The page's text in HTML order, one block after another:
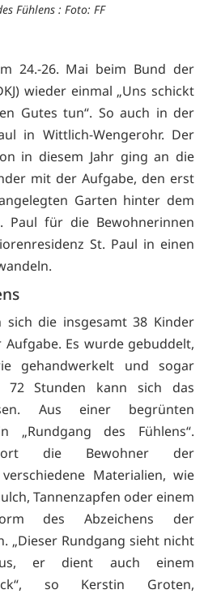
Fühlens : Foto: FF
24.-26. Mai beim Bund der
wieder einmal „Uns schickt
Gutes tun“. So auch in der
in Wittlich-Wengerohr. Der
in diesem Jahr ging an die
mit der Aufgabe, den erst
Garten hinter dem
Paul für die Bewohnerinnen
St. Paul in einen
die insgesamt 38 Kinder
Aufgabe. Es wurde gebuddelt,
gehandwerkelt und sogar
72 Stunden kann sich das
Aus einer begrünten
„Rundgang des Fühlens“.
die Bewohner der
Materialien, wie
Tannenzapfen oder einem
des Abzeichens der
„Dieser Rundgang sieht nicht
er dient auch einem
so Kerstin Groten,